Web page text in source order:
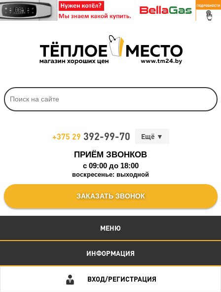
+375 29 392-99-70
ПРИЁМ ЗВОНКОВ
c 09:00 до 18:00
воскресенье: выходной
ЗАКАЗАТЬ ЗВОНОК
МЕНЮ
ИНФОРМАЦИЯ
ВХОД/РЕГИСТРАЦИЯ